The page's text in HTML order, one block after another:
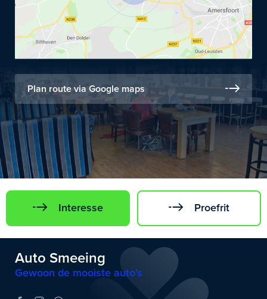
Plan route via Google maps
Interesse Proefrit
Auto Smeeing
Gewoon de mooiste auto’s